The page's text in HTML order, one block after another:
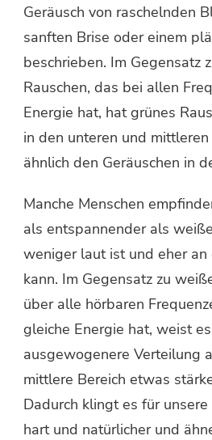
Geräusch von raschelnden
sanften Brise oder einem
beschrieben. Im Gegensatz
Rauschen, das bei allen
Energie hat, hat grünes
in den unteren und mittleren
ähnlich den Geräuschen in
Manche Menschen
als entspannender als
weniger laut ist und eher an
kann. Im Gegensatz zu
über alle hörbaren
gleiche Energie hat, weist
ausgewogenere Verteilung
mittlere Bereich etwas
Dadurch klingt es für
hart und natürlicher und